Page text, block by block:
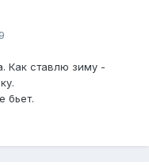
Как ставлю зиму -
бьет.